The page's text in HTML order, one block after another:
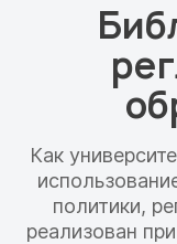
Как
политики,
реализован